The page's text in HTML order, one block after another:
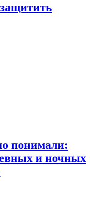
понимали:
и ночных